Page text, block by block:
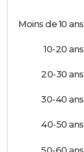
Moins de 10 ans
10-20 ans
20-30 ans
30-40 ans
40-50 ans